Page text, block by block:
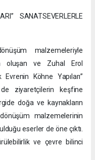
SANATSEVERLERLE
malzemeleriyle
oluşan ve Zuhal Erol
Köhne Yapıları”
ziyaretçilerin keşfine
doğa ve kaynakların
malzemelerinin
eserler de öne çıktı.
ve çevre bilinci